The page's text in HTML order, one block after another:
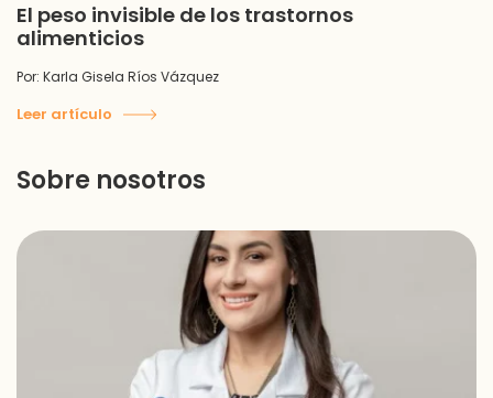
El peso invisible de los trastornos
alimenticios
Por: Karla Gisela Ríos Vázquez
Leer artículo
Sobre nosotros